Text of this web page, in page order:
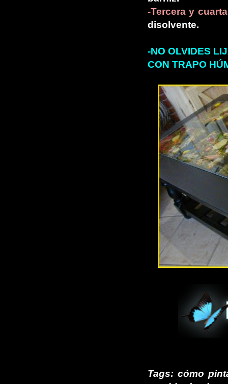
-Tercera y
disolvente.
-NO OLVIDES
CON TRAPO
Tags: cómo